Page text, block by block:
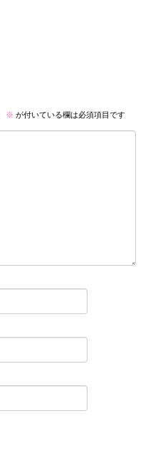
※ が付いている欄は必須項目です